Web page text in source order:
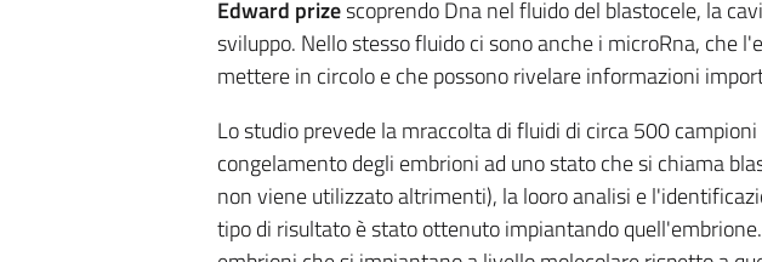
Edward prizescoprendo Dna nel fluido del blastocele, la
sviluppo. Nello stesso fluido ci sono anche i microRna, che
mettere in circolo e che possono rivelare informazioni
Lo studio prevede la mraccolta di fluidi di circa 500
congelamento degli embrioni ad uno stato che si chiama
non viene utilizzato altrimenti), la looro analisi e
tipo di risultato è stato ottenuto impiantando